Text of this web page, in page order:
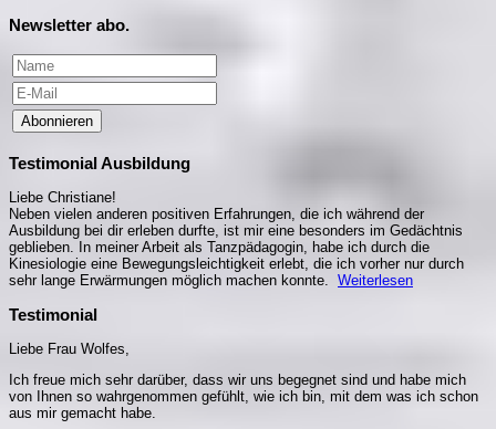
Newsletter abo.
Abonnieren
Testimonial Ausbildung
Liebe Christiane!
Neben vielen anderen positiven Erfahrungen, die ich während der
Ausbildung bei dir erleben durfte, ist mir eine besonders im Gedächtnis
geblieben. In meiner Arbeit als Tanzpädagogin, habe ich durch die
Kinesiologie eine Bewegungsleichtigkeit erlebt, die ich vorher nur durch
sehr lange Erwärmungen möglich machen konnte. Weiterlesen
Testimonial
Liebe Frau Wolfes,
Ich freue mich sehr darüber, dass wir uns begegnet sind und habe mich
von Ihnen so wahrgenommen gefühlt, wie ich bin, mit dem was ich schon
aus mir gemacht habe.